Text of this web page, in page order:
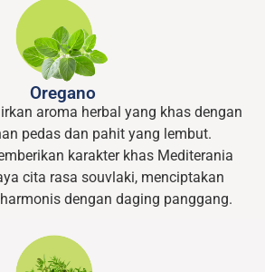
Oregano
aroma herbal yang khas dengan
pedas dan pahit yang lembut.
karakter khas Mediterania
cita rasa souvlaki, menciptakan
dengan daging panggang.